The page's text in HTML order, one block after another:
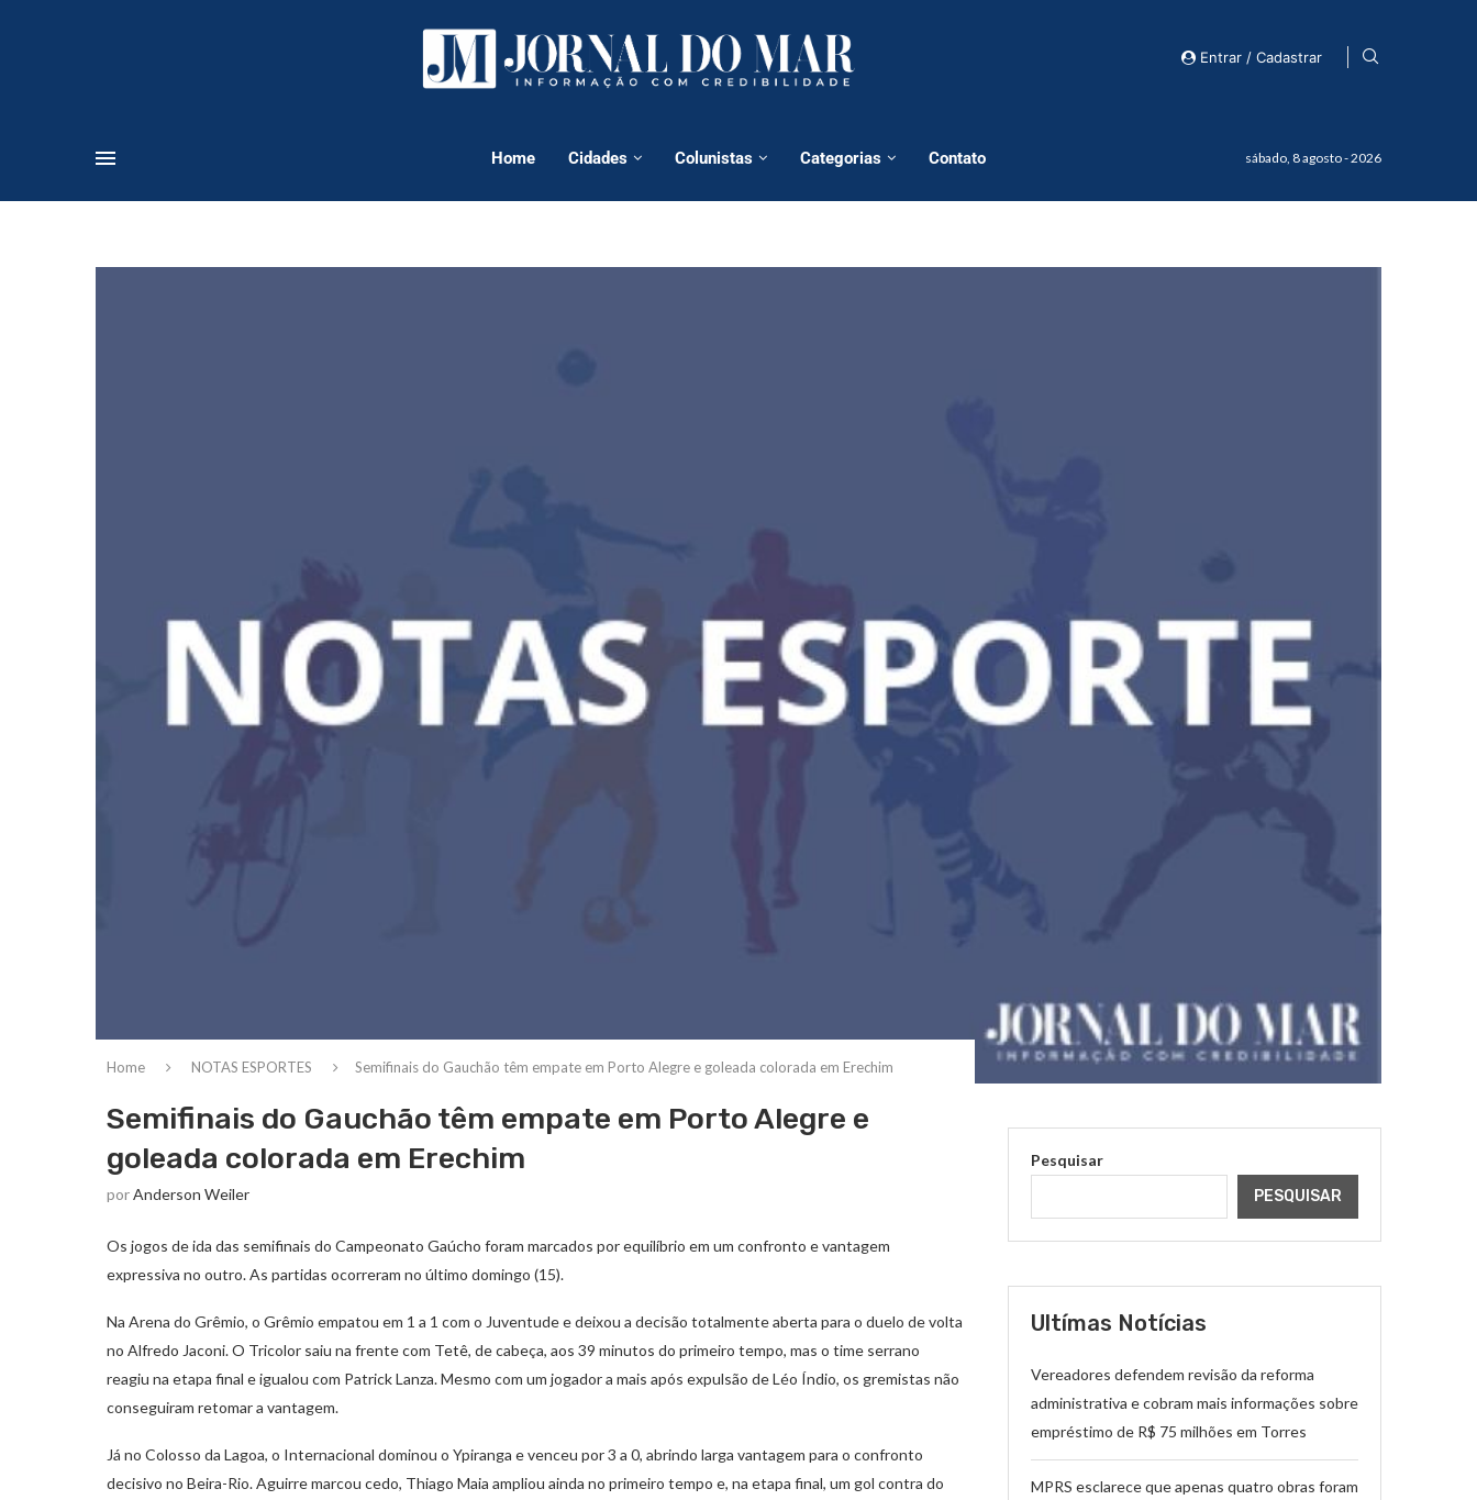
Entrar / Cadastrar
Home Cidades Colunistas Categorias Contato sábado, 8 agosto - 2026
Home NOTAS ESPORTES Semifinais do Gauchão têm empate em Porto Alegre e goleada colorada em Erechim
Semifinais do Gauchão têm empate em Porto Alegre e
goleada colorada em Erechim
porAnderson Weiler
Os jogos de ida das semifinais do Campeonato Gaúcho foram marcados por equilíbrio em um confronto e vantagem
expressiva no outro. As partidas ocorreram no último domingo (15).
Na Arena do Grêmio, o Grêmio empatou em 1 a 1 com o Juventude e deixou a decisão totalmente aberta para o duelo de volta
no Alfredo Jaconi. O Tricolor saiu na frente com Tetê, de cabeça, aos 39 minutos do primeiro tempo, mas o time serrano
reagiu na etapa final e igualou com Patrick Lanza. Mesmo com um jogador a mais após expulsão de Léo Índio, os gremistas não
conseguiram retomar a vantagem.
Já no Colosso da Lagoa, o Internacional dominou o Ypiranga e venceu por 3 a 0, abrindo larga vantagem para o confronto
decisivo no Beira-Rio. Aguirre marcou cedo, Thiago Maia ampliou ainda no primeiro tempo e, na etapa final, um gol contra do
Pesquisar
PESQUISAR
Ultímas Notícias
Vereadores defendem revisão da reforma
administrativa e cobram mais informações sobre
empréstimo de R$ 75 milhões em Torres
MPRS esclarece que apenas quatro obras foram